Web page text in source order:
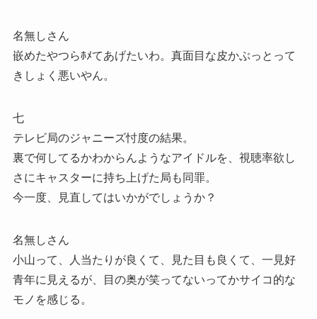
名無しさん
嵌めたやつらﾎﾒてあげたいわ。真面目な皮かぶっとって
きしょく悪いやん。
七
テレビ局のジャニーズ忖度の結果。
裏で何してるかわからんようなアイドルを、視聴率欲し
さにキャスターに持ち上げた局も同罪。
今一度、見直してはいかがでしょうか？
名無しさん
小山って、人当たりが良くて、見た目も良くて、一見好
青年に見えるが、目の奥が笑ってないってかサイコ的な
モノを感じる。